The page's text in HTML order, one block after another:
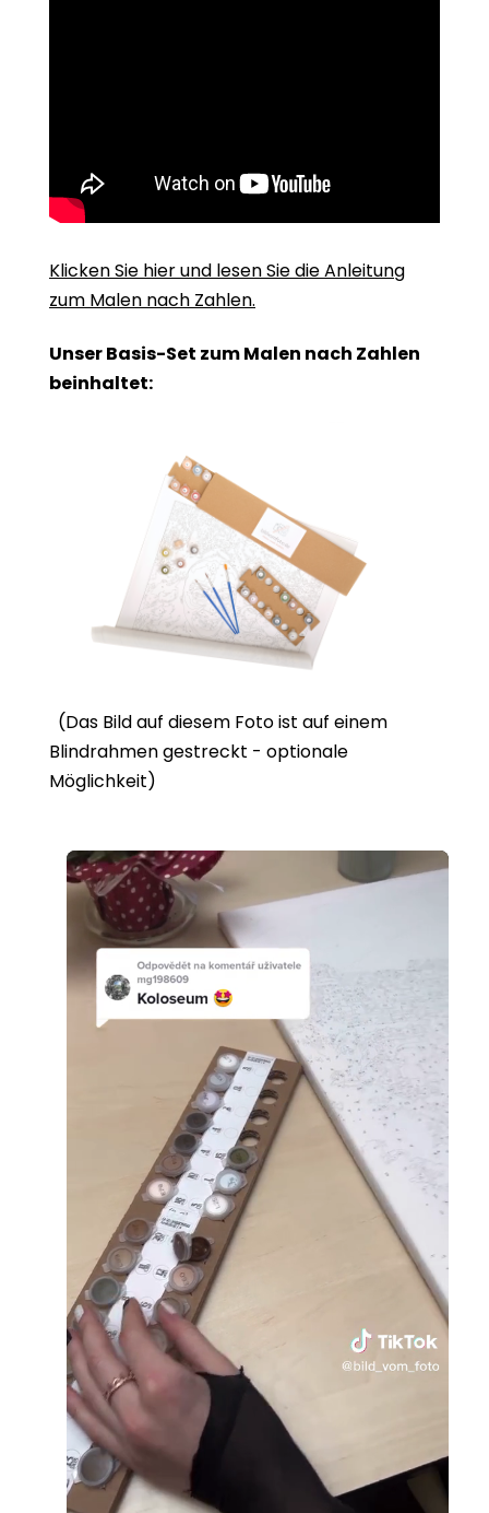
Klicken Sie hier und lesen Sie die Anleitung
zum Malen nach Zahlen.
Unser Basis-Set zum Malen nach Zahlen
beinhaltet:
(Das Bild auf diesem Foto ist auf einem
Blindrahmen gestreckt - optionale
Möglichkeit)